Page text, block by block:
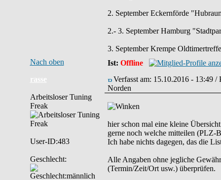
2. September Eckernförde
2.- 3. September Hamburg
3. September Krempe
Nach oben
Ist: Offline
rasse
Arbeitsloser Tuning
Freak
User-ID:483
Geschlecht:
Verfasst am: 15.10.2016 - 13:49 /
Norden
hier schon mal eine kleine
gerne noch welche mitteilen (PLZ-
Ich habe nichts dagegen, das die
Alle Angaben ohne jegliche
(Termin/Zeit/Ort usw.) überprüfen.